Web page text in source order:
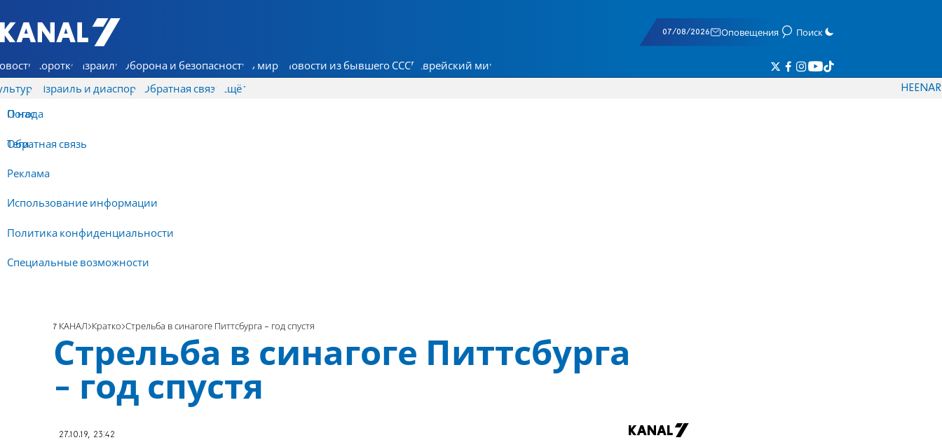
7 КАНАЛ - Аруц Шева
07/08/2026 Оповещения Поиск
Коротко Израиль Оборона и безопасность В мире Новости из бывшего СССР Еврейский мир
Израиль и диаспора Обратная связь
О нас
Обратная связь
Реклама
Использование информации
Политика конфиденциальности
Специальные возможности
Ещё
Погода
Теги
HEENAR
7 КАНАЛ Кратко Стрельба в синагоге Питтсбурга - год спустя
Стрельба в синагоге Питтсбурга
- год спустя
27.10.19, 23:42